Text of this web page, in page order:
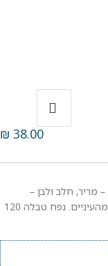
38.00
₪
מריר, חלב ולבן –
משובצת פניני קראנץ' ומהווה תענוג לחך לא פחות מהעיניים. נפח טבלה 120